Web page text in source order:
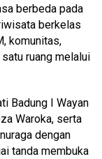
berbeda pada
berkelas
komunitas,
ruang melalui
Badung I Wayan
Waroka, serta
dengan
tanda membuka